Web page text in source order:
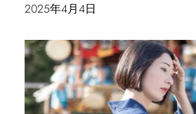
日付
2025年4月4日